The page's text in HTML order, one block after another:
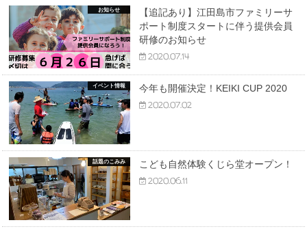
お知らせ
【追記あり】江田島市ファミリーサ
ポート制度スタートに伴う提供会員
研修のお知らせ
2020.07.14
イベント情報
今年も開催決定！KEIKI CUP 2020
2020.07.02
話題のこみみ
こども自然体験くじら堂オープン！
2020.06.11